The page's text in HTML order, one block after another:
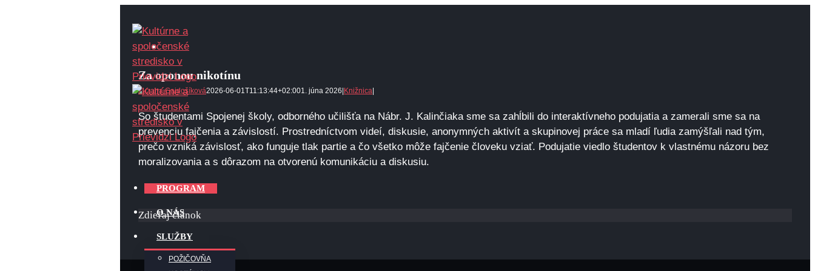
PROGRAM
O NÁS
SLUŽBY
POŽIČOVŇA
View
Larger
Image
Za oponou nikotínu
Zuzana Gajdošíková2026-06-01T11:13:44+02:001. júna 2026 Knižnica
So študentami Spojenej školy, odborného učilišťa na Nábr. J. Kalinčiaka sme sa zahĺbili do interaktívneho podujatia a zamerali sme sa na
prevenciu fajčenia a závislostí. Prostredníctvom videí, diskusie, anonymných aktivít a skupinovej práce sa mladí ľudia zamýšľali nad tým,
prečo vzniká závislosť, ako funguje tlak partie a čo všetko môže fajčenie človeku vziať. Podujatie viedlo študentov k vlastnému názoru bez
moralizovania a s dôrazom na otvorenú komunikáciu a diskusiu.
Zdieľaj článok